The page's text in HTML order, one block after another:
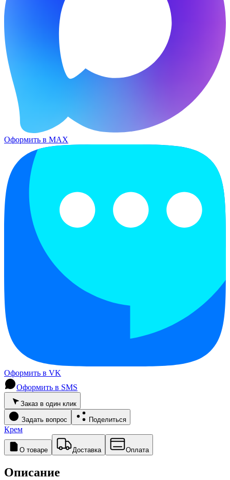
Оформить в MAX
Оформить в VK
Оформить в SMS
Заказ в один клик
Задать вопрос Поделиться
Крем
О товаре Доставка Оплата
Описание